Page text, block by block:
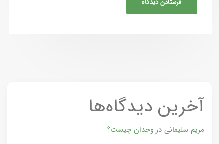
آخرین دیدگاه‌ها
مریم سلیمانی در وجدان چیست؟